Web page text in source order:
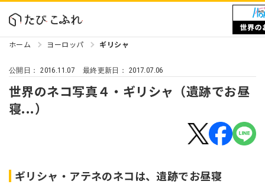
ホーム ヨーロッパ ギリシャ
公開日：2016.11.07 最終更新日： 2017.07.06
世界のネコ写真４・ギリシャ（遺跡でお昼
寝...）
ギリシャ・アテネのネコは、遺跡でお昼寝